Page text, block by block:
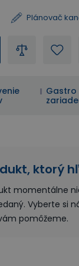
Plánovač
Gastro
ktorý
momentálne
Vyberte si
pomôžeme.